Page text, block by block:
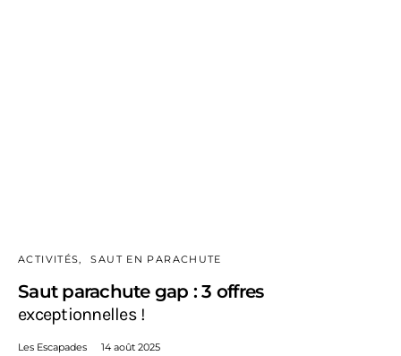
ACTIVITÉS SAUT EN PARACHUTE
Saut parachute gap : 3 offres
exceptionnelles !
Les Escapades 14 août 2025